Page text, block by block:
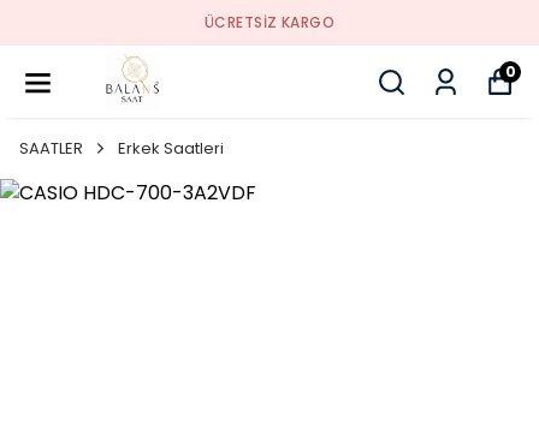
ÜCRETSIZ KARGO
0
SAATLER Erkek Saatleri